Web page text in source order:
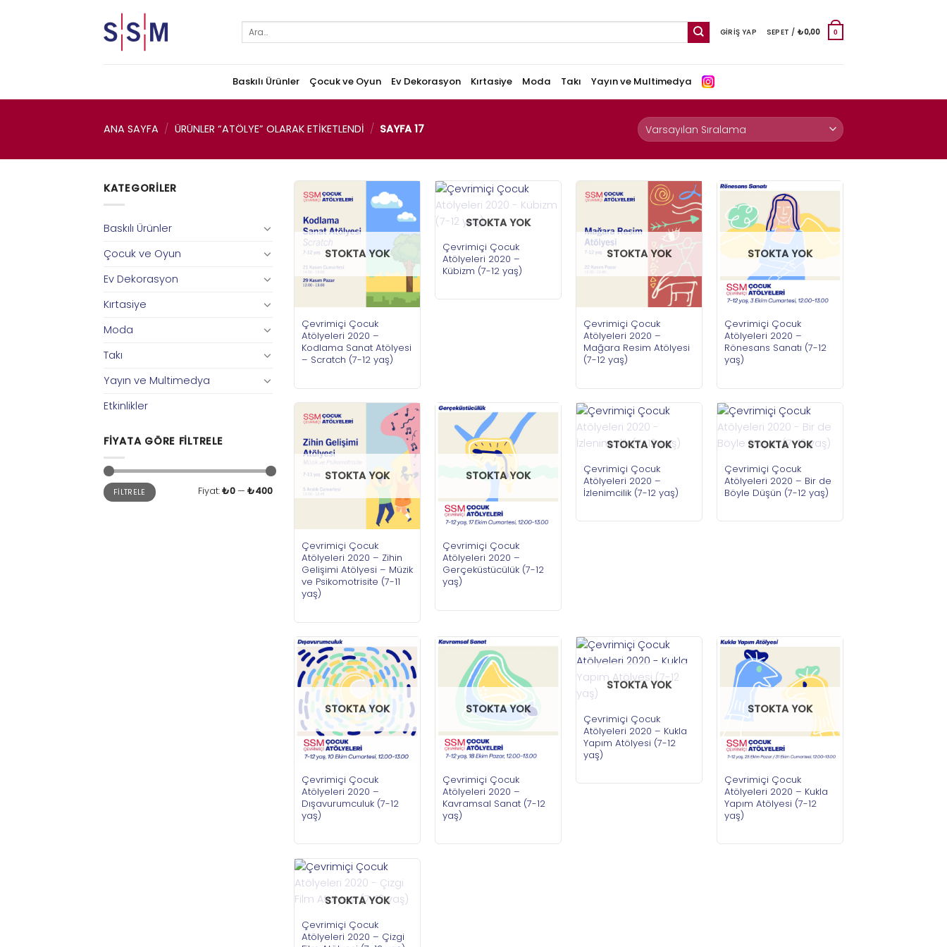
Ara:
GIRIŞ YAP SEPET / ₺0,00 0
Baskılı Ürünler Çocuk ve Oyun Ev Dekorasyon Kırtasiye Moda Takı Yayın ve Multimedya
ANA SAYFA / ÜRÜNLER “ATÖLYE” OLARAK ETIKETLENDI / SAYFA 17
KATEGORILER
Baskılı Ürünler
Çocuk ve Oyun
Ev Dekorasyon
Kırtasiye
Moda
Takı
Yayın ve Multimedya
Etkinlikler
FIYATA GÖRE FILTRELE
En
düşük
fiyat
En
yüksek
fiyat
FILTRELE Fiyat:₺0— ₺400
STOKTA YOK
Çevrimiçi Çocuk
Atölyeleri 2020 –
Kodlama Sanat Atölyesi
– Scratch (7-12 yaş)
STOKTA YOK
Çevrimiçi Çocuk
Atölyeleri 2020 –
Kübizm (7-12 yaş)
STOKTA YOK
Çevrimiçi Çocuk
Atölyeleri 2020 –
Mağara Resim Atölyesi
(7-12 yaş)
STOKTA YOK
Çevrimiçi Çocuk
Atölyeleri 2020 –
Rönesans Sanatı (7-12
yaş)
STOKTA YOK
Çevrimiçi Çocuk
Atölyeleri 2020 – Zihin
Gelişimi Atölyesi – Müzik
ve Psikomotrisite (7-11
yaş)
STOKTA YOK
Çevrimiçi Çocuk
Atölyeleri 2020 –
Gerçeküstücülük (7-12
yaş)
STOKTA YOK
Çevrimiçi Çocuk
Atölyeleri 2020 –
İzlenimcilik (7-12 yaş)
STOKTA YOK
Çevrimiçi Çocuk
Atölyeleri 2020 – Bir de
Böyle Düşün (7-12 yaş)
STOKTA YOK
Çevrimiçi Çocuk
Atölyeleri 2020 –
Dışavurumculuk (7-12
yaş)
STOKTA YOK
Çevrimiçi Çocuk
Atölyeleri 2020 –
Kavramsal Sanat (7-12
yaş)
STOKTA YOK
Çevrimiçi Çocuk
Atölyeleri 2020 – Kukla
Yapım Atölyesi (7-12
yaş)
STOKTA YOK
Çevrimiçi Çocuk
Atölyeleri 2020 – Kukla
Yapım Atölyesi (7-12
yaş)
STOKTA YOK
Çevrimiçi Çocuk
Atölyeleri 2020 – Çizgi